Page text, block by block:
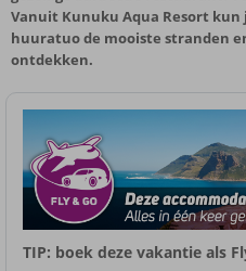
Vanuit Kunuku Aqua Resort
huuratuo de mooiste stranden
ontdekken.
TIP: boek deze vakantie als